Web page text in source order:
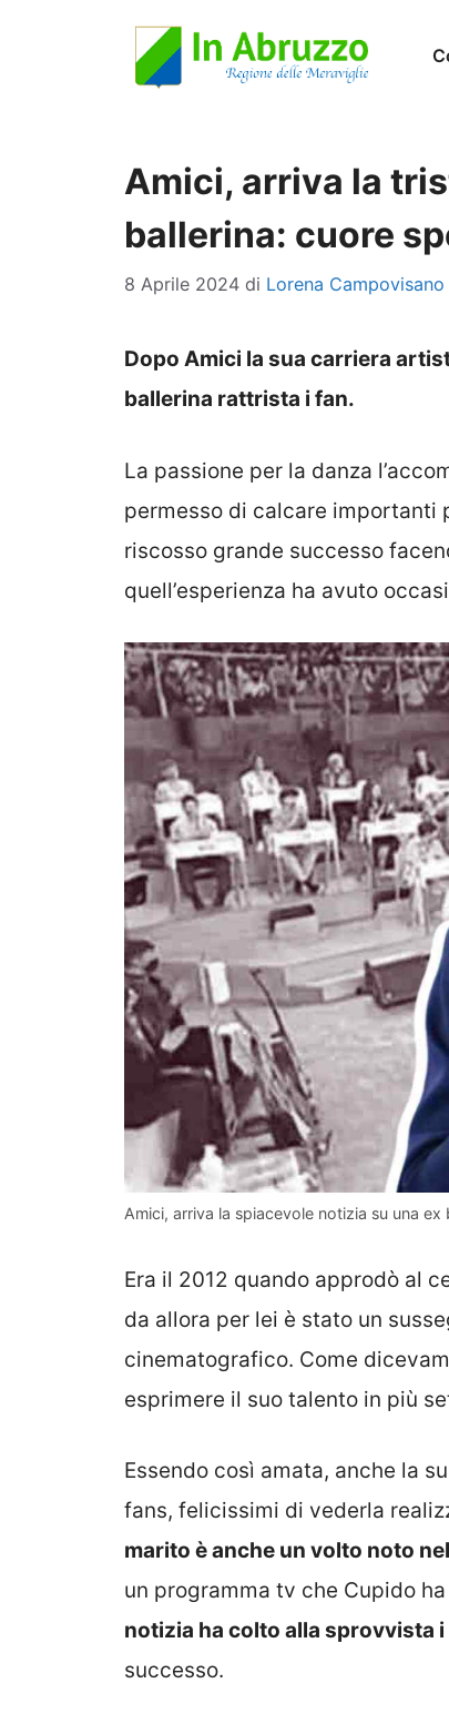
Amici, arriva la
ballerina: cuore
8 Aprile 2024 di Lorena Campovisano
Dopo Amici la sua carriera
ballerina rattrista i fan.
La passione per la danza
permesso di calcare importanti
riscosso grande successo
quell’esperienza ha avuto
Amici, arriva la spiacevole notizia su una
Era il 2012 quando approdò al
da allora per lei è stato un
cinematografico. Come
esprimere il suo talento in più
Essendo così amata, anche la
fans, felicissimi di vederla
marito è anche un volto noto
un programma tv che Cupido
notizia ha colto alla sprovvista i
successo.